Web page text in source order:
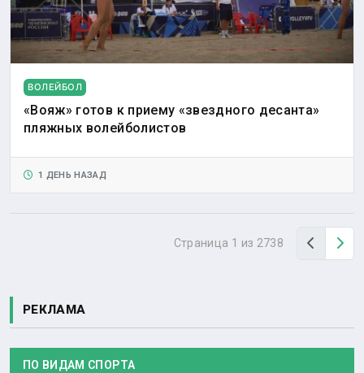
ВОЛЕЙБОЛ
«Вояж» готов к приему «звездного десанта»
пляжных волейболистов
1 ДЕНЬ НАЗАД
Страница 1 из 2738 Назад
РЕКЛАМА
ПО ВИДАМ СПОРТА